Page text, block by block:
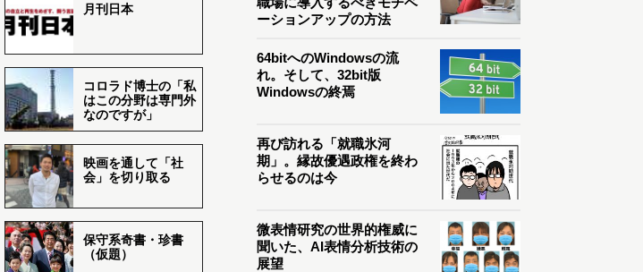
月刊日本
コロラド博士の「私
はこの分野は専門外
なのですが」
映画を通して「社
会」を切り取る
保守系奇書・珍書
（仮題）
ーションアップの方法
64bitへのWindowsの流
れ。そして、32bit版
Windowsの終焉
再び訪れる「就職氷河
期」。縁故優遇政権を終わ
らせるのは今
微表情研究の世界的権威に
聞いた、AI表情分析技術の
展望